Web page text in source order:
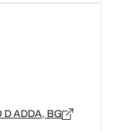
D ADDA, BG